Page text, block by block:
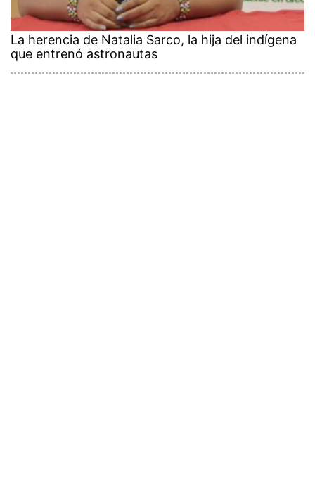
La herencia de Natalia Sarco, la hija del indígena
que entrenó astronautas